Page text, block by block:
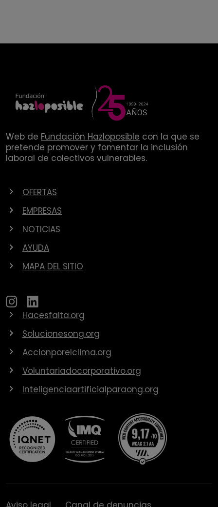
Web de Fundación Hazloposible con la que se
pretende promover y fomentar la inclusión
laboral de colectivos vulnerables.
OFERTAS
EMPRESAS
NOTICIAS
AYUDA
MAPA DEL SITIO
Hacesfalta.org
Solucionesong.org
Accionporelclima.org
Voluntariadocorporativo.org
Inteligenciaartificialparaong.org